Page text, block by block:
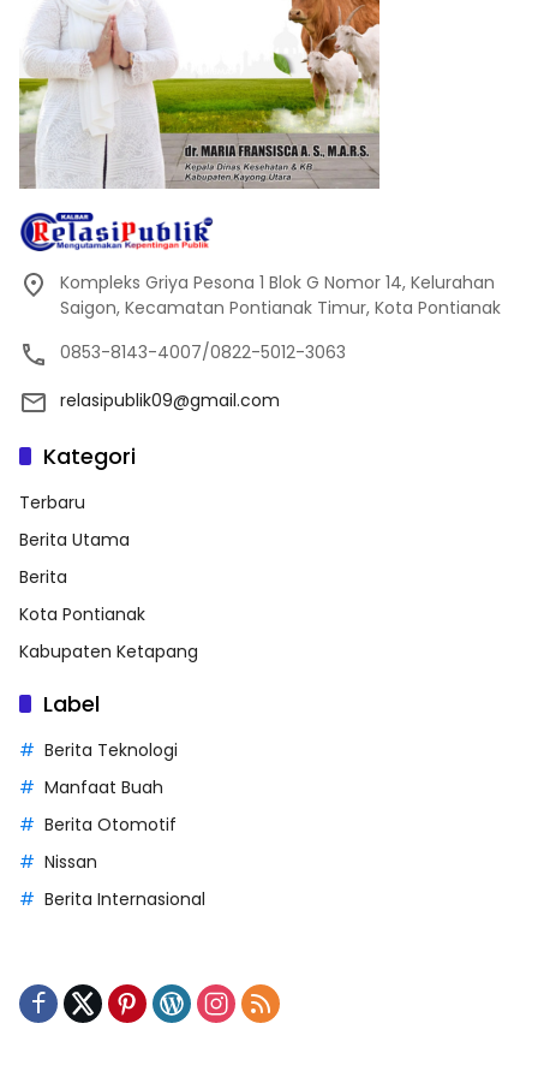
Kompleks Griya Pesona 1 Blok G Nomor 14, Kelurahan
Saigon, Kecamatan Pontianak Timur, Kota Pontianak
0853-8143-4007/0822-5012-3063
relasipublik09@gmail.com
Kategori
Terbaru
Berita Utama
Berita
Kota Pontianak
Kabupaten Ketapang
Label
Berita Teknologi
Manfaat Buah
Berita Otomotif
Nissan
Berita Internasional